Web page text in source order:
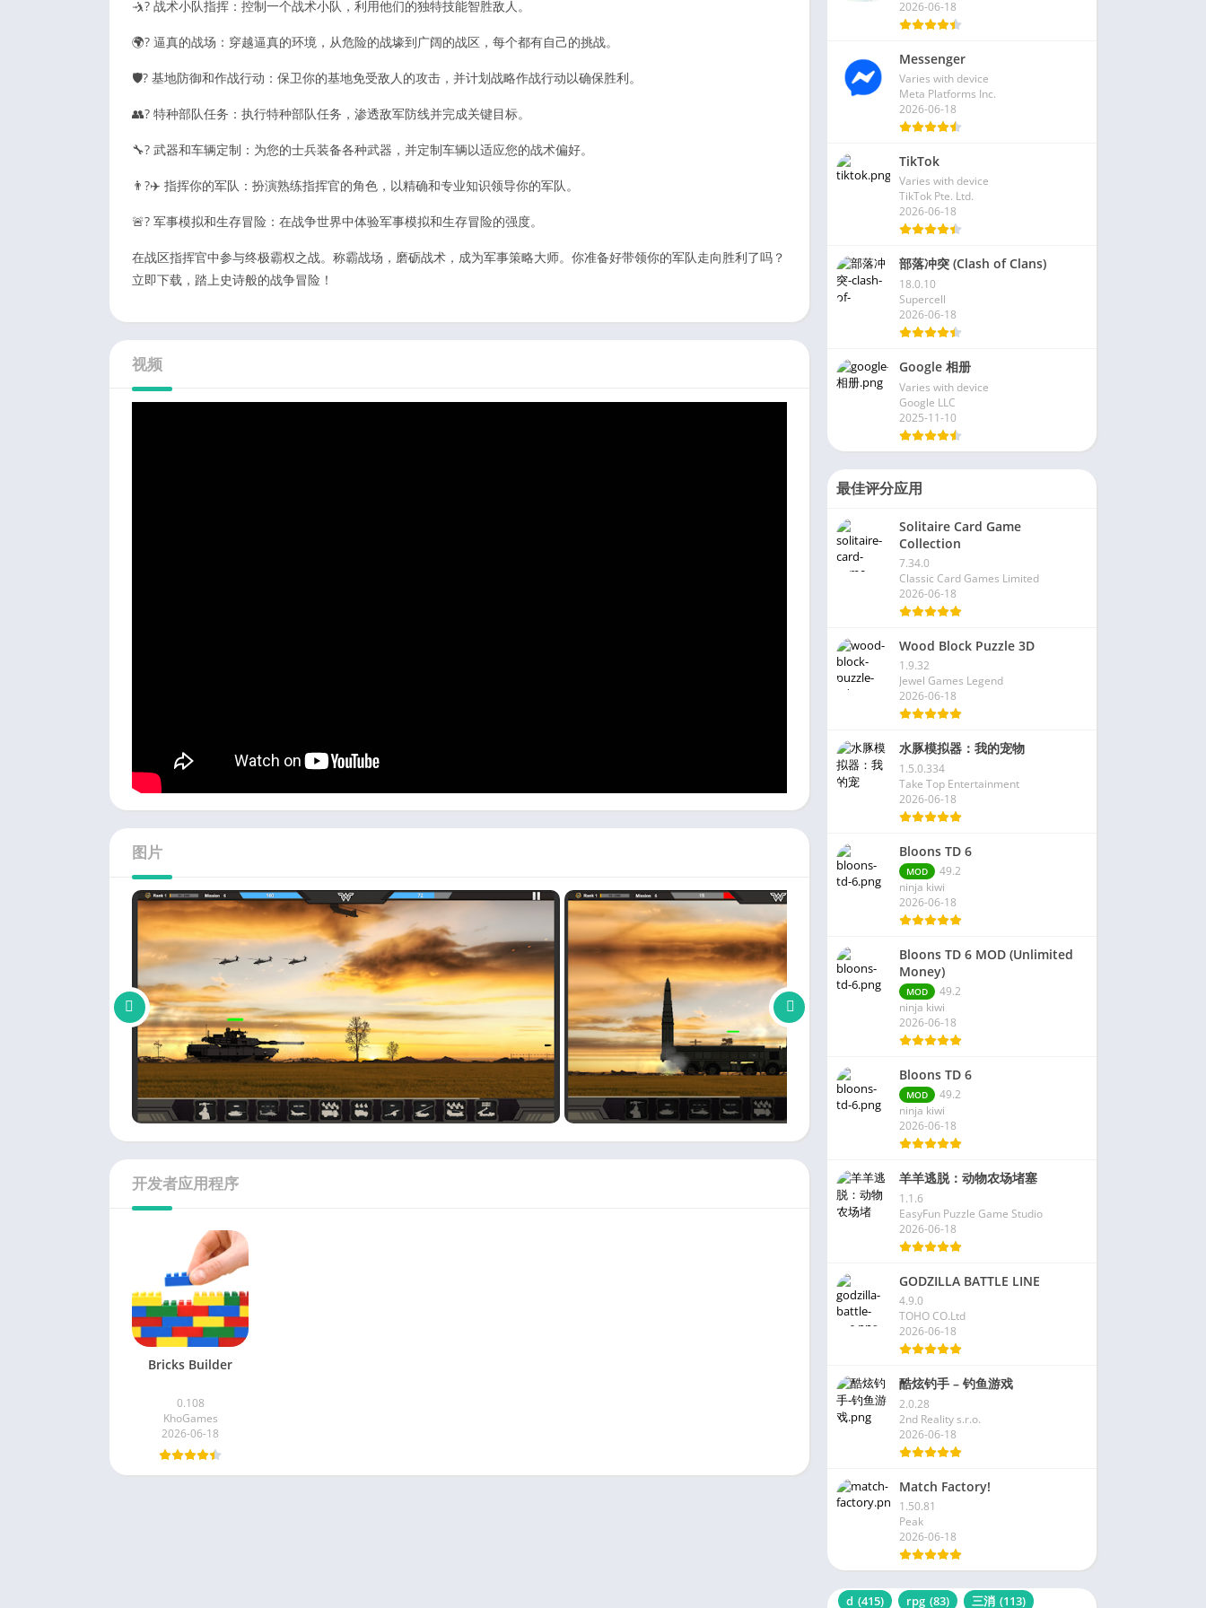
🤺? 战术小队指挥：控制一个战术小队，利用他们的独特技能智胜敌人。
🌍? 逼真的战场：穿越逼真的环境，从危险的战壕到广阔的战区，每个都有自己的挑战。
🛡?️ 基地防御和作战行动：保卫你的基地免受敌人的攻击，并计划战略作战行动以确保胜利。
👥? 特种部队任务：执行特种部队任务，渗透敌军防线并完成关键目标。
🔧? 武器和车辆定制：为您的士兵装备各种武器，并定制车辆以适应您的战术偏好。
👨?‍✈️ 指挥你的军队：扮演熟练指挥官的角色，以精确和专业知识领导你的军队。
🚨? 军事模拟和生存冒险：在战争世界中体验军事模拟和生存冒险的强度。
在战区指挥官中参与终极霸权之战。称霸战场，磨砺战术，成为军事策略大师。你准备好带领你的军队走向胜利了吗？
立即下载，踏上史诗般的战争冒险！
视频
图片
开发者应用程序
Bricks Builder
0.108
KhoGames
2026-06-18
2026-06-18
Messenger
Varies with device
Meta Platforms Inc.
2026-06-18
TikTok
Varies with device
TikTok Pte. Ltd.
2026-06-18
部落冲突 (Clash of Clans)
18.0.10
Supercell
2026-06-18
Google 相册
Varies with device
Google LLC
2025-11-10
最佳评分应用
Solitaire Card Game
Collection
7.34.0
Classic Card Games Limited
2026-06-18
Wood Block Puzzle 3D
1.9.32
Jewel Games Legend
2026-06-18
水豚模拟器：我的宠物
1.5.0.334
Take Top Entertainment
2026-06-18
Bloons TD 6
MOD
49.2
ninja kiwi
2026-06-18
Bloons TD 6 MOD (Unlimited
Money)
MOD
49.2
ninja kiwi
2026-06-18
Bloons TD 6
MOD
49.2
ninja kiwi
2026-06-18
羊羊逃脱：动物农场堵塞
1.1.6
EasyFun Puzzle Game Studio
2026-06-18
GODZILLA BATTLE LINE
4.9.0
TOHO CO.Ltd
2026-06-18
酷炫钓手 – 钓鱼游戏
2.0.28
2nd Reality s.r.o.
2026-06-18
Match Factory!
1.50.81
Peak
2026-06-18
d (415) rpg (83) 三消 (113)